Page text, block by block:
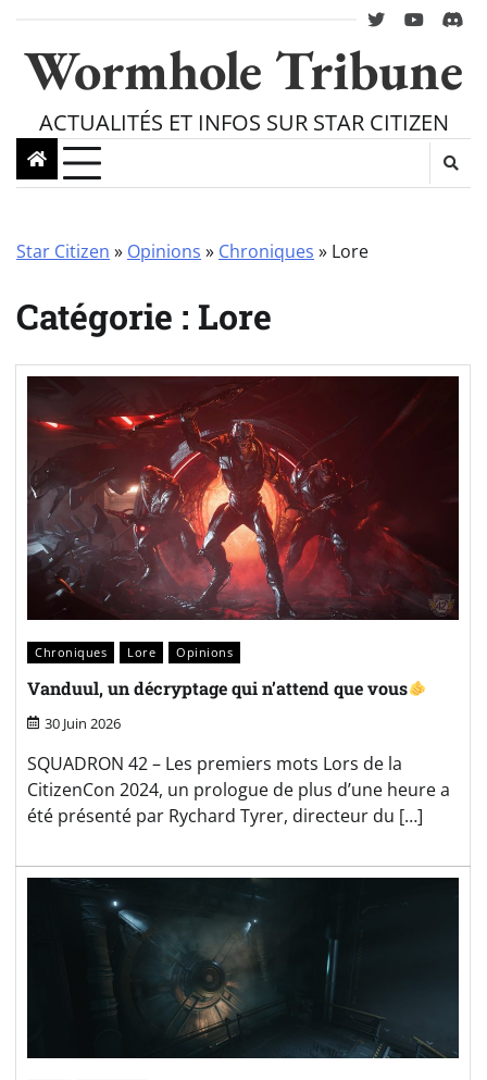
content
twitteryoutube
Wormhole Tribune
ACTUALITÉS ET INFOS SUR STAR CITIZEN
Star Citizen » Opinions » Chroniques » Lore
Catégorie : Lore
Chroniques Lore Opinions
Vanduul, un décryptage qui n’attend que vous
30 Juin 2026
SQUADRON 42 – Les premiers mots Lors de la
CitizenCon 2024, un prologue de plus d’une heure a
été présenté par Rychard Tyrer, directeur du […]